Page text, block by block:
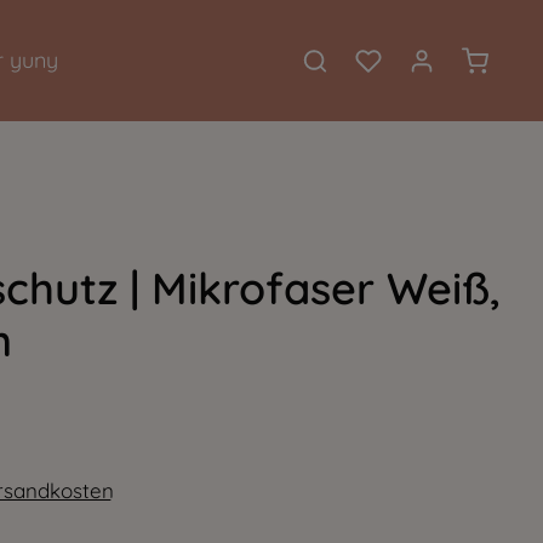
yuny
von 0 von 5 Sternen
| Mikrofaser Weiß,